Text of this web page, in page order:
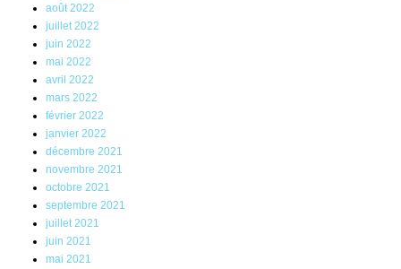
août 2022
juillet 2022
juin 2022
mai 2022
avril 2022
mars 2022
février 2022
janvier 2022
décembre 2021
novembre 2021
octobre 2021
septembre 2021
juillet 2021
juin 2021
mai 2021